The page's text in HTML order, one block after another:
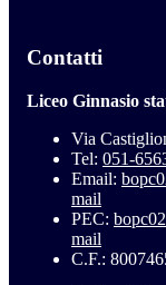
Contatti
Liceo Ginnasio
Via
Tel: 051-
Email:
mail
PEC:
mail
C.F.: